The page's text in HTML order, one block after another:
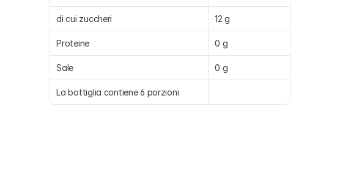
di cui zuccheri 12 g
Proteine 0 g
Sale 0 g
La bottiglia contiene 6 porzioni